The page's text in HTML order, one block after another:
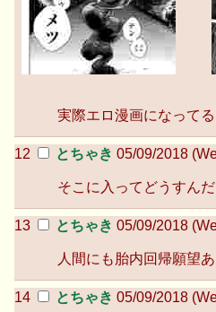
実際エロ漫画になってる
とちゃき 05/09/2018
そこに入ってどうすんだ
とちゃき 05/09/2018
人間にも胎内回帰願望
とちゃき 05/09/2018